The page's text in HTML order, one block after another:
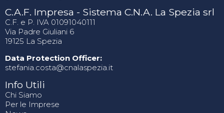
C.A.F. Impresa - Sistema C.N.A. La Spezia srl
C.F. e P. IVA 01091040111
Via Padre Giuliani 6
19125 La Spezia
Data Protection Officer:
stefania.costa@cnalaspezia.it
Info Utili
Chi Siamo
Per le Imprese